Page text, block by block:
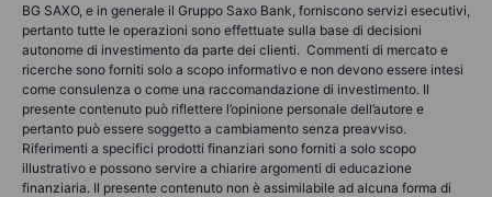
BG SAXO, e in generale il Gruppo Saxo Bank, forniscono servizi esecutivi,
pertanto tutte le operazioni sono effettuate sulla base di decisioni
autonome di investimento da parte dei clienti. Commenti di mercato e
ricerche sono forniti solo a scopo informativo e non devono essere intesi
come consulenza o come una raccomandazione di investimento. Il
presente contenuto può riflettere l’opinione personale dell’autore e
pertanto può essere soggetto a cambiamento senza preavviso.
Riferimenti a specifici prodotti finanziari sono forniti a solo scopo
illustrativo e possono servire a chiarire argomenti di educazione
finanziaria. Il presente contenuto non è assimilabile ad alcuna forma di